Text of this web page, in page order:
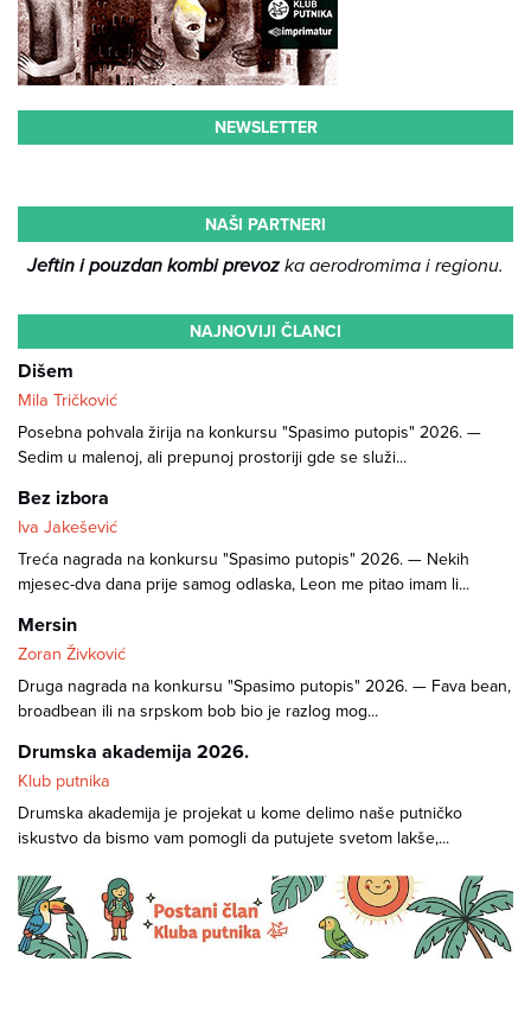
NEWSLETTER
NAŠI PARTNERI
Jeftin i pouzdan kombi prevozka aerodromima i regionu.
NAJNOVIJI ČLANCI
Dišem
Mila Tričković
Posebna pohvala žirija na konkursu "Spasimo putopis" 2026. —
Sedim u malenoj, ali prepunoj prostoriji gde se služi...
Bez izbora
Iva Jakešević
Treća nagrada na konkursu "Spasimo putopis" 2026. — Nekih
mjesec-dva dana prije samog odlaska, Leon me pitao imam li...
Mersin
Zoran Živković
Druga nagrada na konkursu "Spasimo putopis" 2026. — Fava bean,
broadbean ili na srpskom bob bio je razlog mog...
Drumska akademija 2026.
Klub putnika
Drumska akademija je projekat u kome delimo naše putničko
iskustvo da bismo vam pomogli da putujete svetom lakše,...